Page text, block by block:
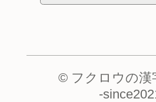
© フクロウの漢
-